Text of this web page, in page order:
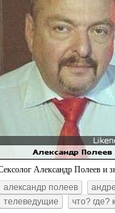
Александр Полеев и
александр полеев
телеведущие
что? где?